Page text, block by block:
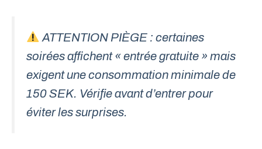
ATTENTION PIÈGE : certaines
soirées affichent « entrée gratuite » mais
exigent une consommation minimale de
150 SEK. Vérifie avant d’entrer pour
éviter les surprises.